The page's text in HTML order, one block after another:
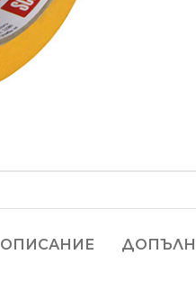
ОПИСАНИЕ